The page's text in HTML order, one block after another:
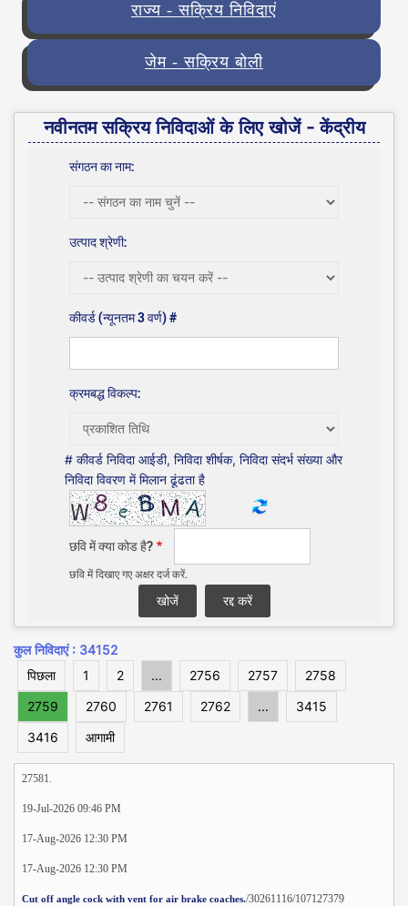
राज्य - सक्रिय निविदाएं
जेम - सक्रिय बोली
नवीनतम सक्रिय निविदाओं के लिए खोजें - केंद्रीय
संगठन का नाम:
उत्पाद श्रेणी:
कीवर्ड (न्यूनतम 3 वर्ण) #
क्रमबद्ध विकल्प:
# कीवर्ड निविदा आईडी, निविदा शीर्षक, निविदा संदर्भ संख्या और
निविदा विवरण में मिलान ढूंढता है
छवि में क्या कोड है?
छवि में दिखाए गए अक्षर दर्ज करें.
कुल निविदाएं : 34152
पिछला
1 2 ... 2756 2757
2758
2759
2760 2761 2762 ...
3415
3416
आगामी
27581.
19-Jul-2026 09:46 PM
17-Aug-2026 12:30 PM
17-Aug-2026 12:30 PM
Cut off angle cock with vent for air brake coaches./30261116/107127379